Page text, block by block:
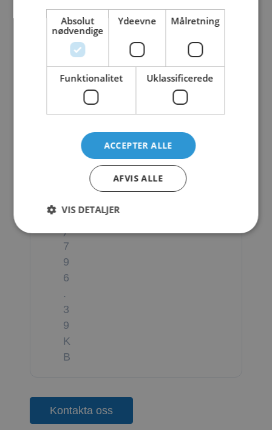
B
E
A
C
s
7
9
6
.
3
9
K
B
Kontakta oss
Absolut
nødvendige
Ydeevne Målretning
Funktionalitet Uklassificerede
ACCEPTER ALLE
AFVIS ALLE
VIS DETALJER